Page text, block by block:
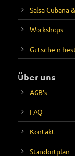
Salsa Cubana
Workshops
Gutschein
Über uns
AGB's
FAQ
Kontakt
Standortplan